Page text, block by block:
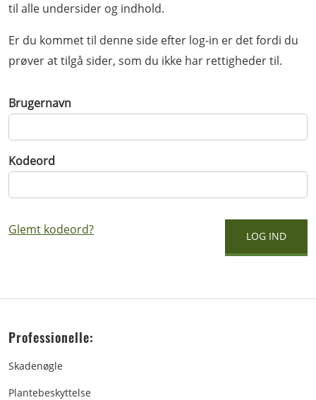
til alle undersider og indhold.
Er du kommet til denne side efter log-in er det fordi du
prøver at tilgå sider, som du ikke har rettigheder til.
Brugernavn
Kodeord
Glemt kodeord?
Professionelle:
Skadenøgle
Plantebeskyttelse